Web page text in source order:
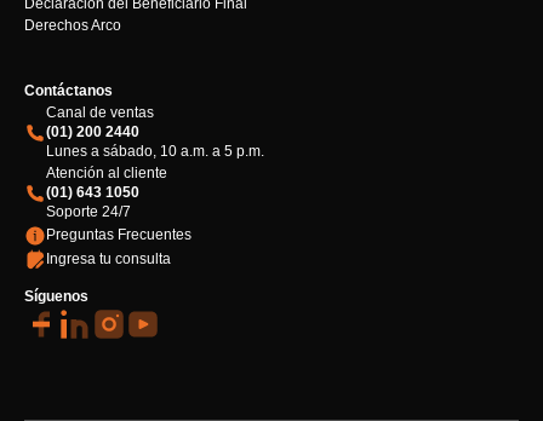
Derechos Arco
Contáctanos
Canal de ventas
(01) 200 2440
Lunes a sábado, 10 a.m. a 5 p.m.
Atención al cliente
(01) 643 1050
Soporte 24/7
Preguntas Frecuentes
Ingresa tu consulta
Síguenos